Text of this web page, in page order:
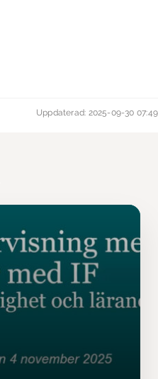
Uppdaterad: 2025-09-30 07:49